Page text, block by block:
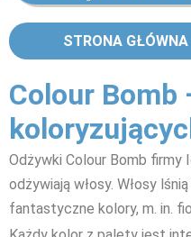
STRONA GŁÓWNA
Colour Bomb
Odżywki Colour Bomb firmy
odżywiają włosy. Włosy
fantastyczne kolory, m. in.